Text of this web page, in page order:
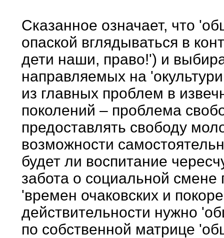
Сказанное означает, что
опаской вглядываться в
дети наши, право!') и
направляемых на
из главных проблем в
поколений – проблема
предоставлять свободу
возможности
будет ли воспитание
забота о социальной
'времен очаковских и
действительности нужно
по собственной матрице